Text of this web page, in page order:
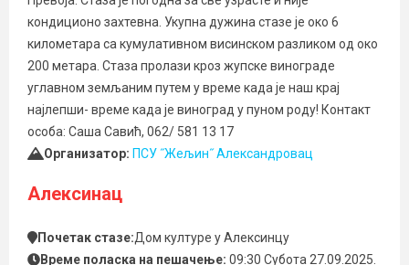
кондиционо захтевна. Укупна дужина стазе је око 6
километара са кумулативном висинском разликом од око
200 метара. Стаза пролази кроз жупске винограде
углавном земљаним путем у време када је наш крај
најлепши- време када је виноград у пуном роду! Контакт
особа: Саша Савић, 062/ 581 13 17
Организатор: ПСУ ˝Жељин˝ Александровац
Алексинац
Почетак стазе:Дом културе у Алексинцу
Време поласка на пешачење: 09:30 Субота 27.09.2025.